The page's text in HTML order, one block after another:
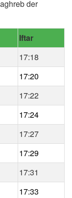
der
Iftar
17:18
17:20
17:22
17:24
17:27
17:29
17:31
17:33